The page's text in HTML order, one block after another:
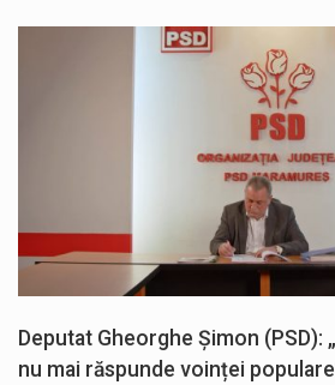
Deputat Gheorghe Șimon (PSD):
nu mai răspunde voinței